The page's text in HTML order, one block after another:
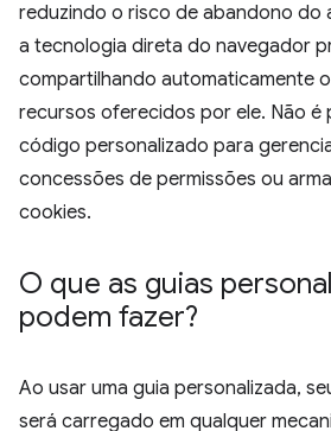
reduzindo o risco de abandono do
a tecnologia direta do navegador
compartilhando automaticamente
recursos oferecidos por ele. Não é
código personalizado para
concessões de permissões ou
cookies.
O que as guias
podem fazer?
Ao usar uma guia personalizada,
será carregado em qualquer